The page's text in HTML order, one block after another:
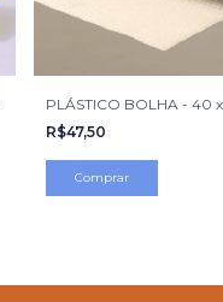
PLÁSTICO BOLHA - 40
R$47,50